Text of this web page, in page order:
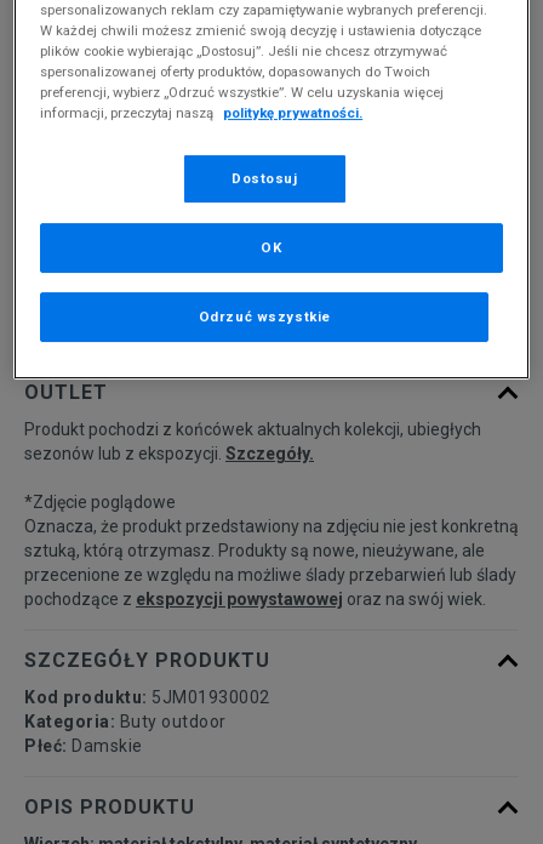
Produkt pochodzi z końcówek aktualnych kolekcji, ubiegłych
sezonów lub z ekspozycji.Szczegóły.
129,99 zł
PRODUKT NIEDOSTĘPNY
Jeśli artykuł będzie ponownie dostępny, otrzymasz od nas
Rozmiary EU Rozmiary US
36 22,5 cm Powiadom o dostępności
36,5 23 cm
37,5 23,5 cm Powiadom o dostępności
38,5 24,5 cm
OUTLET
Produkt pochodzi z końcówek aktualnych kolekcji, ubiegłych
sezonów lub z ekspozycji. Szczegóły.
*Zdjęcie poglądowe
Oznacza, że produkt przedstawiony na zdjęciu nie jest konkretną
sztuką, którą otrzymasz. Produkty są nowe, nieużywane, ale
przecenione ze względu na możliwe ślady przebarwień lub ślady
pochodzące z ekspozycji powystawowej oraz na swój wiek.
SZCZEGÓŁY PRODUKTU
Kod produktu: 5JM01930002
Kategoria: Buty outdoor
Płeć: Damskie
OPIS PRODUKTU
spersonalizowanych reklam czy zapamiętywanie wybranych preferencji.
W każdej chwili możesz zmienić swoją decyzję i ustawienia dotyczące
plików cookie wybierając „Dostosuj”. Jeśli nie chcesz otrzymywać
spersonalizowanej oferty produktów, dopasowanych do Twoich
preferencji, wybierz „Odrzuć wszystkie”. W celu uzyskania więcej
informacji, przeczytaj naszą
politykę prywatności.
Dostosuj
Odrzuć wszystkie
OK